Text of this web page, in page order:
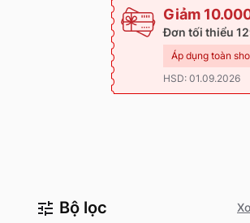
Giảm
Đơn tối thiểu
Áp dụng toàn
HSD: 01.09.2026
Bộ lọc